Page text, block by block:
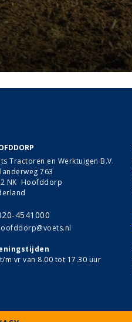
Tractoren en Werktuigen B.V.
763
NK Hoofddorp
4541000
m vr van 8.00 tot 17.30 uur